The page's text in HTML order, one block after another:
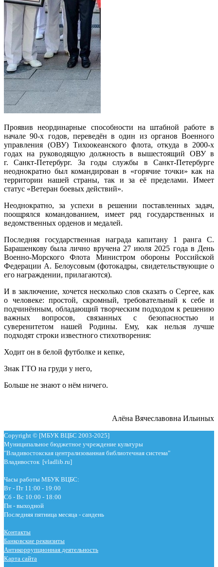
Проявив неординарные способности на штабной работе в
начале 90-х годов, переведён в один из органов Военного
управления (ОВУ) Тихоокеанского флота, откуда в 2000-х
годах на руководящую должность в вышестоящий ОВУ в
г. Санкт-Петербург. За годы службы в Санкт-Петербурге
неоднократно был командирован в «горячие точки» как на
территории нашей страны, так и за её пределами. Имеет
статус «Ветеран боевых действий».
Неоднократно, за успехи в решении поставленных задач,
поощрялся командованием, имеет ряд государственных и
ведомственных орденов и медалей.
Последняя государственная награда капитану 1 ранга С.
Барашенкову была лично вручена 27 июля 2025 года в День
Военно-Морского Флота Министром обороны Российской
Федерации А. Белоусовым (фотокадры, свидетельствующие о
его награждении, прилагаются).
И в заключение, хочется несколько слов сказать о Сергее, как
о человеке: простой, скромный, требовательный к себе и
подчинённым, обладающий творческим подходом к решению
важных вопросов, связанных с безопасностью и
суверенитетом нашей Родины. Ему, как нельзя лучше
подходят строки известного стихотворения:
Ходит он в белой футболке и кепке,
Знак ГТО на груди у него,
Больше не знают о нём ничего.
Алёна Вячеславовна Ильиных
Copyright © [МБУК ВЦБС 2003-2025]
Муниципальное бюджетное учреждение культуры
"Владивостокская централизованная библиотечная система"
Владивосток [vladlib.ru]
Часы работы МБУК ВЦБС:
Вт - Пт 11:00 - 19:00
Сб - Вс 10:00 - 18:00
Пн - выходной
Последняя пятница месяца - сандень
Контакты
Банковские реквизиты
Антикоррупционная деятельность
Карта сайта